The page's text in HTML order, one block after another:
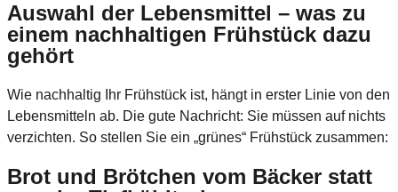
Auswahl der Lebensmittel – was zu
einem nachhaltigen Frühstück dazu
gehört
Wie nachhaltig Ihr Frühstück ist, hängt in erster Linie von den
Lebensmitteln ab. Die gute Nachricht: Sie müssen auf nichts
verzichten. So stellen Sie ein „grünes“ Frühstück zusammen:
Brot und Brötchen vom Bäcker statt